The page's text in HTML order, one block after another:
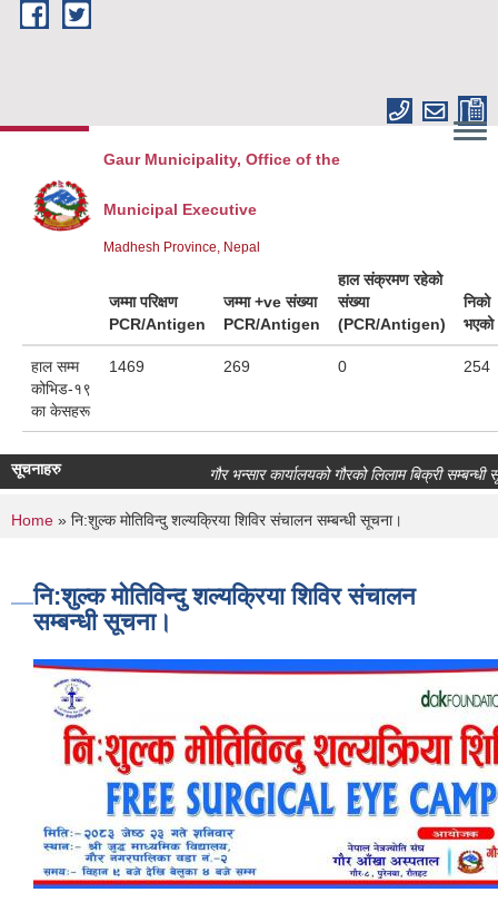
Skip to main content
Gaur Municipality, Office of the
Municipal Executive
Madhesh Province, Nepal
जम्मा परिक्षण
PCR/Antigen
जम्मा +ve संख्या
PCR/Antigen
हाल संक्रमण रहेको
संख्या
(PCR/Antigen)
निको
भएको
हाल सम्म
कोभिड-१९
का केसहरू
1469 269 0 254
सूचनाहरु गौर भन्सार कार्यालयको गौरको लिलाम बिक्री सम्बन्धी
You are here
Home » नि:शुल्क मोतिविन्दु शल्यक्रिया शिविर संचालन सम्बन्धी सूचना।
नि:शुल्क मोतिविन्दु शल्यक्रिया शिविर संचालन
सम्बन्धी सूचना।